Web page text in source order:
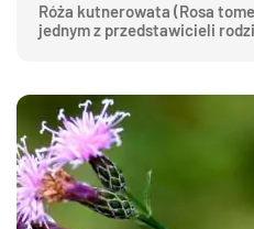
Róża kutnerowata (Rosa
jednym z przedstawicieli